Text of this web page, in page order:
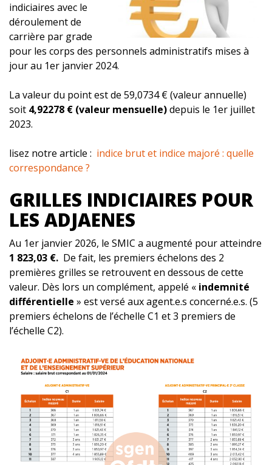
indiciaires avec le
déroulement de
carrière par grade
pour les corps des personnels administratifs mises à
jour au 1er janvier 2024.
La valeur du point est de 59,0734 € (valeur annuelle)
soit 4,92278 € (valeur mensuelle)depuis le 1er juillet
2023.
lisez notre article : indice brut et indice majoré : quelle
correspondance ?
GRILLES INDICIAIRES POUR
LES ADJAENES
Au 1er janvier 2026, le SMIC a augmenté pour atteindre
1 823,03 €. De fait, les premiers échelons des 2
premières grilles se retrouvent en dessous de cette
valeur. Dès lors un complément, appelé « indemnité
différentielle » est versé aux agent.e.s concerné.e.s. (5
premiers échelons de l’échelle C1 et 3 premiers de
l’échelle C2).